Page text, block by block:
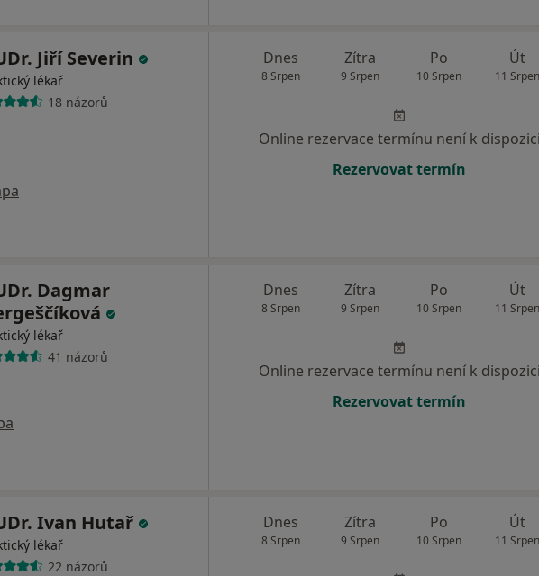
Jiří Severin
lékař
18 názorů
Dnes
8 Srpen
Zítra
9 Srpen
Po
10 Srpen
Út
11 Srpen
Online rezervace termínu není k dispozici
Rezervovat termín
Dagmar
lékař
41 názorů
Dnes
8 Srpen
Zítra
9 Srpen
Po
10 Srpen
Út
11 Srpen
Online rezervace termínu není k dispozici
Rezervovat termín
Ivan Hutař
lékař
22 názorů
Dnes
8 Srpen
Zítra
9 Srpen
Po
10 Srpen
Út
11 Srpen